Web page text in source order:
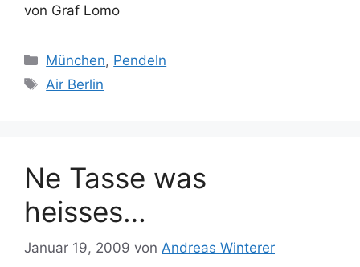
von Graf Lomo
Kategorien
München, Pendeln
Schlagwörter
Air Berlin
Ne Tasse was
heisses…
Januar 19, 2009 von Andreas Winterer